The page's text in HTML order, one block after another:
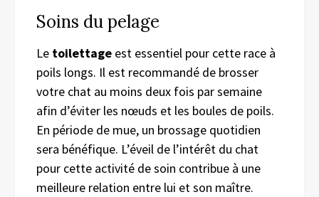
Soins du pelage
Le toilettage est essentiel pour cette race à
poils longs. Il est recommandé de brosser
votre chat au moins deux fois par semaine
afin d’éviter les nœuds et les boules de poils.
En période de mue, un brossage quotidien
sera bénéfique. L’éveil de l’intérêt du chat
pour cette activité de soin contribue à une
meilleure relation entre lui et son maître.